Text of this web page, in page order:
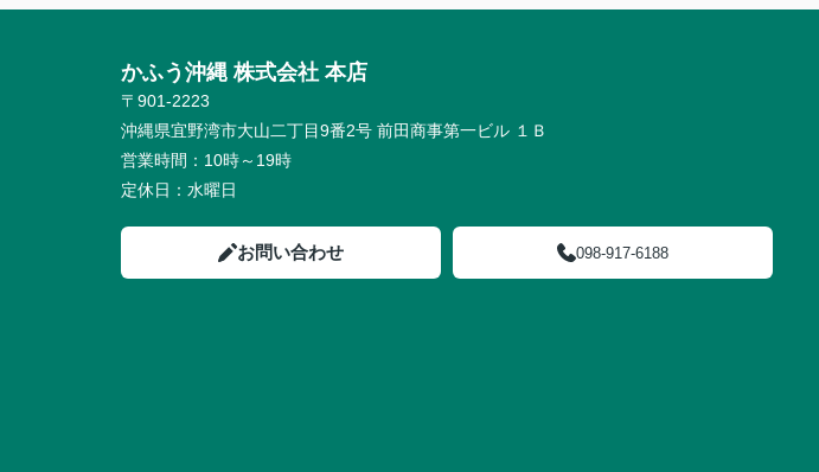
かふう沖縄 株式会社 本店
〒901-2223
沖縄県宜野湾市大山二丁目9番2号 前田商事第一ビル １Ｂ
営業時間： 10時～19時
定休日： 水曜日
お問い合わせ 098-917-6188